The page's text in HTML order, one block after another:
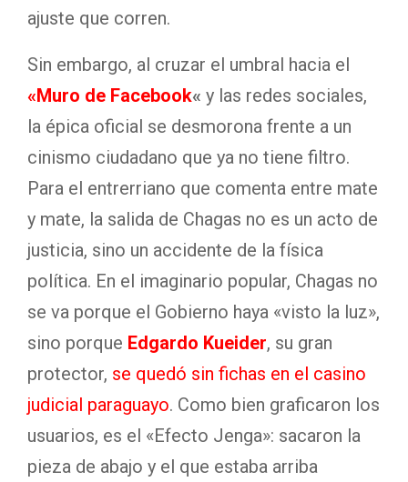
ajuste que corren.
Sin embargo, al cruzar el umbral hacia el
«Muro de Facebook« y las redes sociales,
la épica oficial se desmorona frente a un
cinismo ciudadano que ya no tiene filtro.
Para el entrerriano que comenta entre mate
y mate, la salida de Chagas no es un acto de
justicia, sino un accidente de la física
política. En el imaginario popular, Chagas no
se va porque el Gobierno haya «visto la luz»,
sino porque Edgardo Kueider, su gran
protector, se quedó sin fichas en el casino
judicial paraguayo. Como bien graficaron los
usuarios, es el «Efecto Jenga»: sacaron la
pieza de abajo y el que estaba arriba